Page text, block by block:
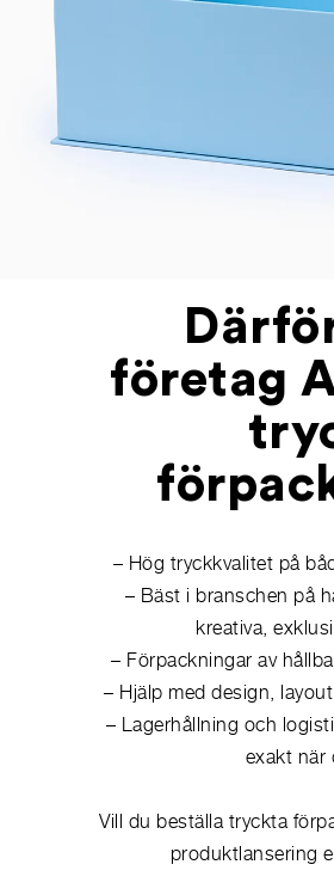
företag
– Hög tryckkvalitet på
– Bäst i branschen på
kreativa,
– Förpackningar av
– Hjälp med design,
– Lagerhållning och
exakt när
Vill du beställa tryckta
produktlansering